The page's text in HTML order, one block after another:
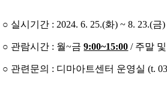
○ 실시기간 : 2024. 6. 25.(화) ~ 8. 23.(금)
○ 관람시간 : 월~금9:00~15:00 / 주말
○ 관련문의 : 디마아트센터 운영실 (t.